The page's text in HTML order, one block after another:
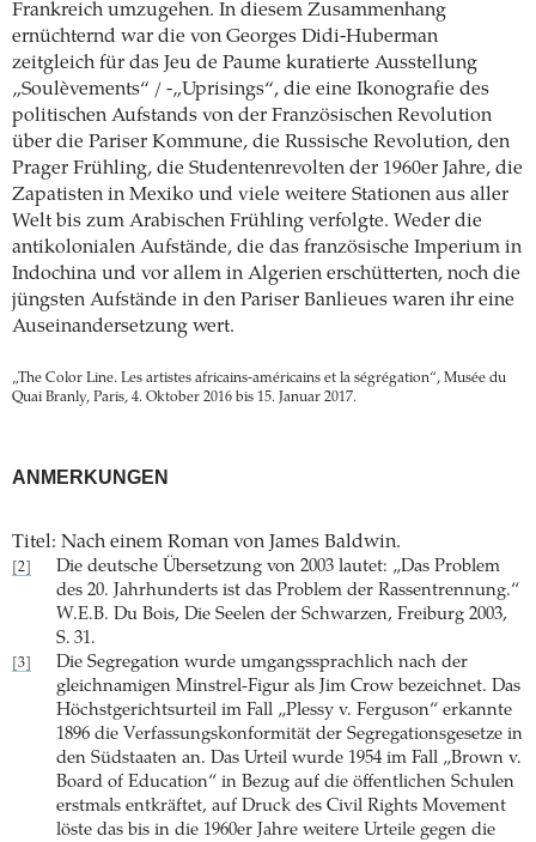
Frankreich umzugehen. In diesem Zusammenhang
ernüchternd war die von Georges Didi-Huberman
zeitgleich für das Jeu de Paume kuratierte Ausstellung
„Soulèvements“ / -„Uprisings“, die eine Ikonografie des
politischen Aufstands von der Französischen Revolution
über die Pariser Kommune, die Russische Revolution, den
Prager Frühling, die Studentenrevolten der 1960er Jahre, die
Zapatisten in Mexiko und viele weitere Stationen aus aller
Welt bis zum Arabischen Frühling verfolgte. Weder die
antikolonialen Aufstände, die das französische Imperium in
Indochina und vor allem in Algerien erschütterten, noch die
jüngsten Aufstände in den Pariser Banlieues waren ihr eine
Auseinandersetzung wert.
„The Color Line. Les artistes africains-américains et la ségrégation“, Musée du
Quai Branly, Paris, 4. Oktober 2016 bis 15. Januar 2017.
ANMERKUNGEN
Titel: Nach einem Roman von James Baldwin.
[2]
Die deutsche Übersetzung von 2003 lautet: „Das Problem
des 20. Jahrhunderts ist das Problem der Rassentrennung.“
W.E.B. Du Bois, Die Seelen der Schwarzen, Freiburg 2003,
S. 31.
[3]
Die Segregation wurde umgangssprachlich nach der
gleichnamigen Minstrel-Figur als Jim Crow bezeichnet. Das
Höchstgerichtsurteil im Fall „Plessy v. Ferguson“ erkannte
1896 die Verfassungskonformität der Segregationsgesetze in
den Südstaaten an. Das Urteil wurde 1954 im Fall „Brown v.
Board of Education“ in Bezug auf die öffentlichen Schulen
erstmals entkräftet, auf Druck des Civil Rights Movement
löste das bis in die 1960er Jahre weitere Urteile gegen die